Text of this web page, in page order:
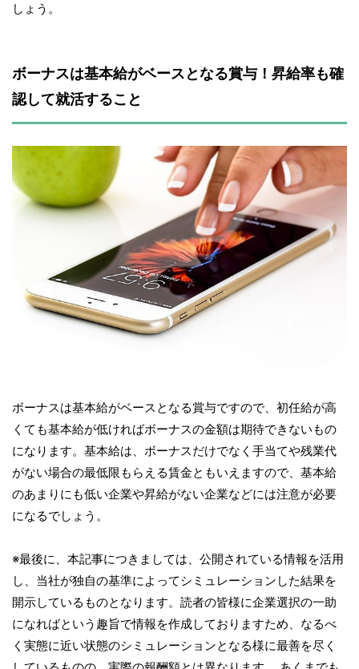
しょう。
ボーナスは基本給がベースとなる賞与！昇給率も確
認して就活すること
ボーナスは基本給がベースとなる賞与ですので、初任給が高
くても基本給が低ければボーナスの金額は期待できないもの
になります。基本給は、ボーナスだけでなく手当てや残業代
がない場合の最低限もらえる賃金ともいえますので、基本給
のあまりにも低い企業や昇給がない企業などには注意が必要
になるでしょう。
※最後に、本記事につきましては、公開されている情報を活用
し、当社が独自の基準によってシミュレーションした結果を
開示しているものとなります。読者の皆様に企業選択の一助
になればという趣旨で情報を作成しておりますため、なるべ
く実態に近い状態のシミュレーションとなる様に最善を尽く